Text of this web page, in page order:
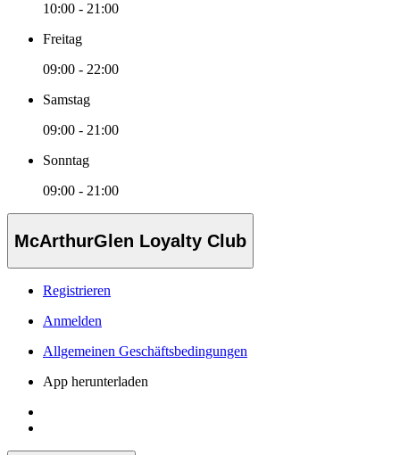
10:00 - 21:00
Freitag
09:00 - 22:00
Samstag
09:00 - 21:00
Sonntag
09:00 - 21:00
McArthurGlen Loyalty Club
Registrieren
Anmelden
Allgemeinen Geschäftsbedingungen
App herunterladen